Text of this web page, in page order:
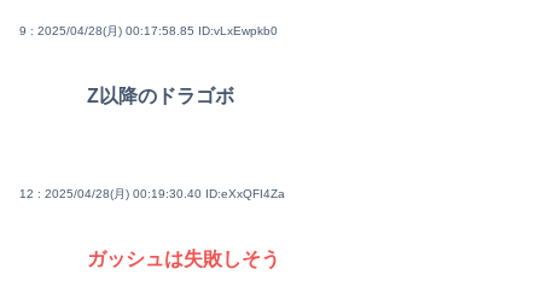
9 : 2025/04/28(月) 00:17:58.85 ID:vLxEwpkb0
Z以降のドラゴボ
12 : 2025/04/28(月) 00:19:30.40 ID:eXxQFI4Za
ガッシュは失敗しそう